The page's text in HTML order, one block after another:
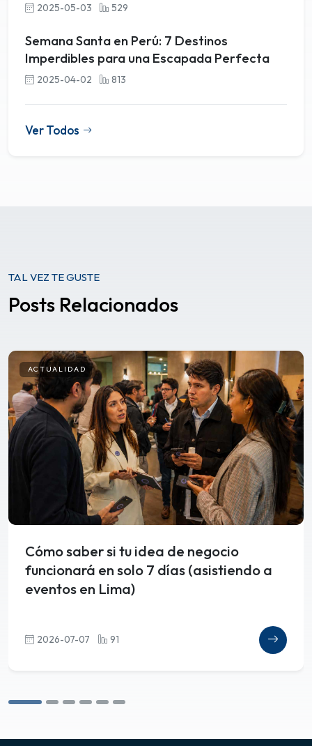
2025-05-03 529
Semana Santa en Perú: 7 Destinos
Imperdibles para una Escapada Perfecta
2025-04-02 813
Ver Todos
TAL VEZ TE GUSTE
Posts Relacionados
ACTUALIDAD
Cómo saber si tu idea de negocio
funcionará en solo 7 días (asistiendo a
eventos en Lima)
2026-07-07 91